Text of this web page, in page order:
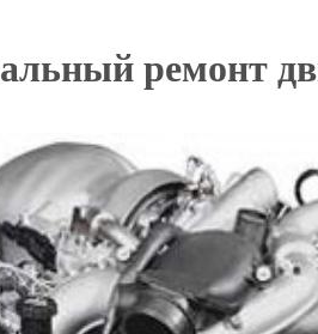
ремонт